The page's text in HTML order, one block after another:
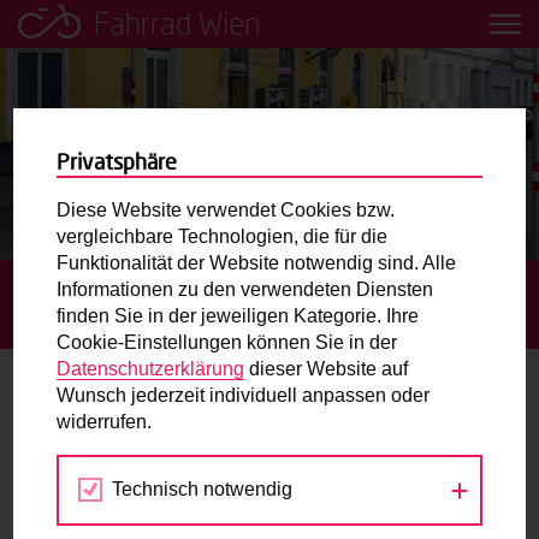
Fahrrad Wien
Leih dir einfach ein Transportfahrrad in deiner Nähe aus!
Mobilitätsbildung für Kinder und
Jugendliche
Radweg-Projektkarte
Routenplaner
Mit dem Fahrrad in Wien unterwegs? Hier finden Sie die
beste Route.
Wunschbox
Sie haben ein Anliegen zum Radverkehr? Schreiben Sie
STARTSEITE AKTUELLES
RINNBÖCKSTRASSE: NEUER Z
WEI-RICHTUNGS-RADWEG UND FAHRRADSTRASSE
Rinnböckstraße: Neuer Zwei-
Richtungs-Radweg und Fahrradstraße
14.12.2025
Privatsphäre
Diese Website verwendet Cookies bzw.
vergleichbare Technologien, die für die
Funktionalität der Website notwendig sind. Alle
Informationen zu den verwendeten Diensten
finden Sie in der jeweiligen Kategorie. Ihre
Cookie-Einstellungen können Sie in der
Datenschutzerklärung dieser Website auf
Wunsch jederzeit individuell anpassen oder
widerrufen.
Technisch notwendig